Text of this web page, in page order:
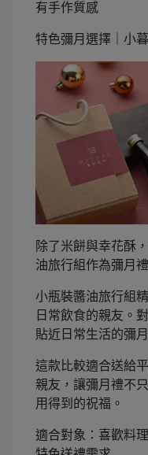
有手作質感
特色彌月選擇｜小
除了米餅與幸花酥
油旅行組作為彌月
小瓶裝醬油旅行組
日常飲食的親友。
貼近日常生活的彌
這款比較適合送給
親友，讓彌月禮不
用得到的祝福。
適合對象：喜歡料